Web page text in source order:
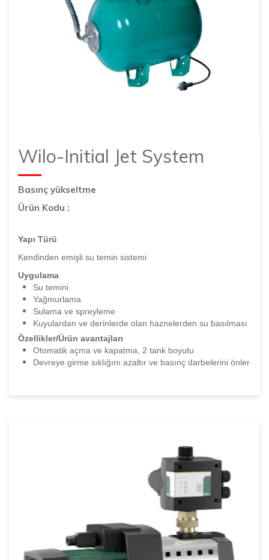
Wilo-Initial Jet System
Basınç yükseltme
Ürün Kodu :
Yapı Türü
Kendinden emişli su temin sistemi
Uygulama
Su temini
Yağmurlama
Sulama ve spreyleme
Kuyulardan ve derinlerde olan haznelerden su basılması
Özellikler/Ürün avantajları
Otomatik açma ve kapatma, 2 tank boyutu
Devreye girme sıklığını azaltır ve basınç darbelerini önler